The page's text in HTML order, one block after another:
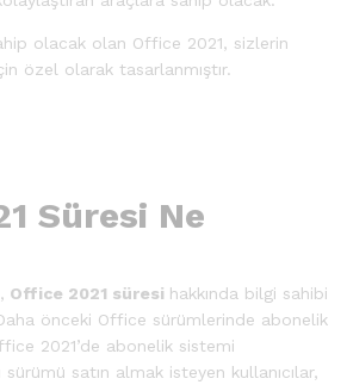
olacak olan Office 2021, sizlerin
özel olarak tasarlanmıştır.
Süresi Ne
Office 2021 süresi hakkında bilgi sahibi
önceki Office sürümlerinde abonelik
2021’de abonelik sistemi
satın almak isteyen kullanıcılar,